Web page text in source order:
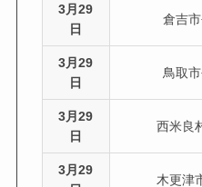
3月29
日
倉吉
3月29
日
鳥取
3月29
日
西米良
3月29
木更津